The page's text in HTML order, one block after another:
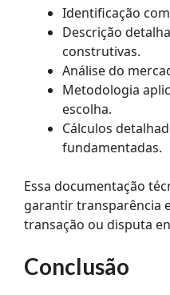
Identificação
Descrição
construtivas.
Análise do
Metodologia
escolha.
Cálculos
fundamentadas.
Essa documentação
garantir transparência
transação ou disputa
Conclusão